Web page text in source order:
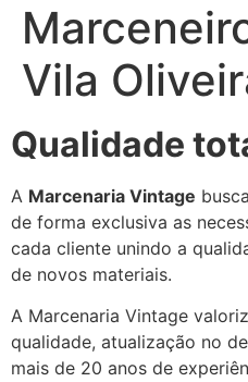
Vila
Qualidade
A Marcenaria Vintage
de forma exclusiva as
cada cliente unindo a
de novos materiais.
A Marcenaria Vintage
qualidade, atualização no
mais de 20 anos de